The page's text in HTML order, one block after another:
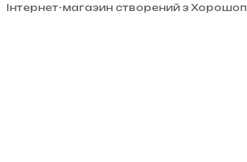
Інтернет-магазин створений з Хорошоп